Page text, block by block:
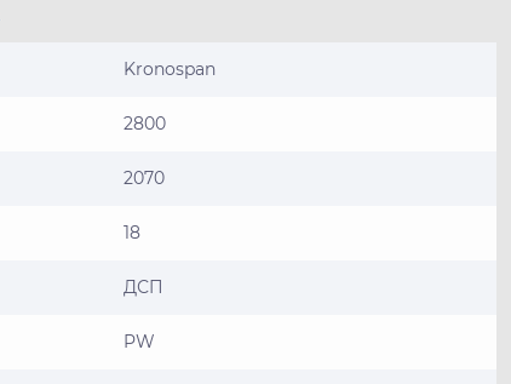
Kronospan
2800
2070
18
ДСП
PW